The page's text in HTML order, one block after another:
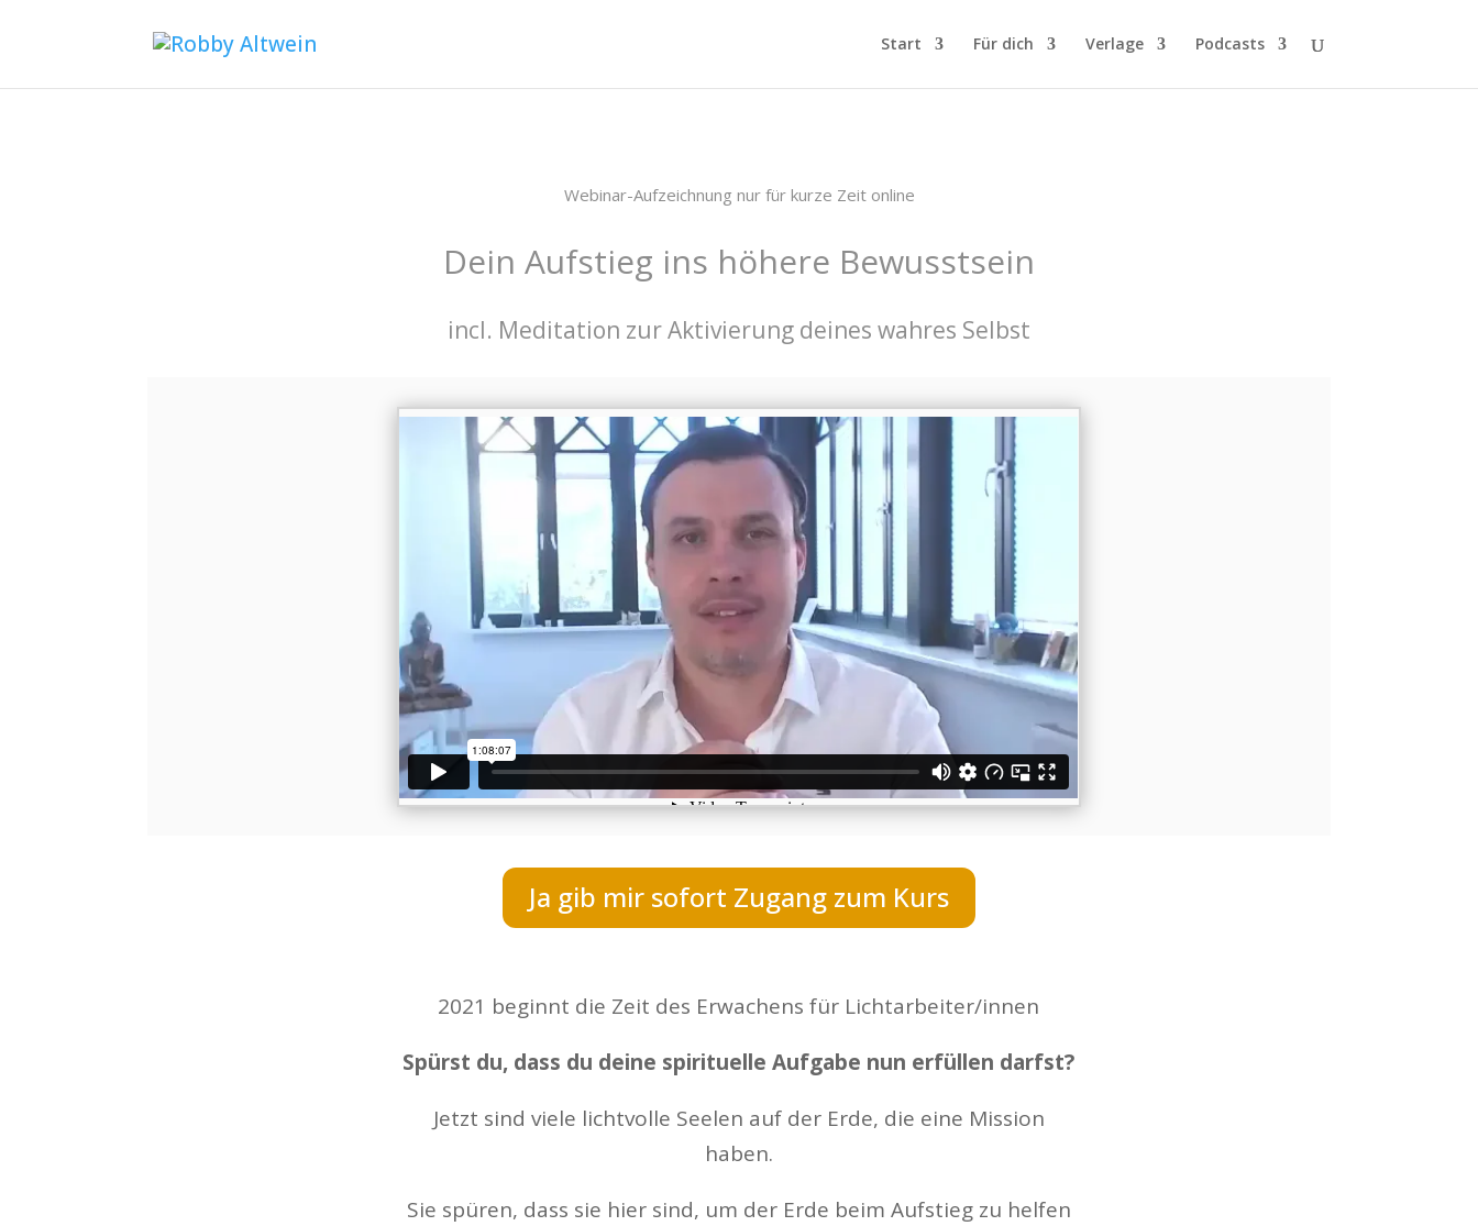
Start Für dich Verlage Podcasts
Webinar-Aufzeichnung nur für kurze Zeit online
Dein Aufstieg ins höhere Bewusstsein
incl. Meditation zur Aktivierung deines wahres Selbst
Ja gib mir sofort Zugang zum Kurs
2021 beginnt die Zeit des Erwachens für Lichtarbeiter/innen
Spürst du, dass du deine spirituelle Aufgabe nun erfüllen darfst?
Jetzt sind viele lichtvolle Seelen auf der Erde, die eine Mission
haben.
Sie spüren, dass sie hier sind, um der Erde beim Aufstieg zu helfen